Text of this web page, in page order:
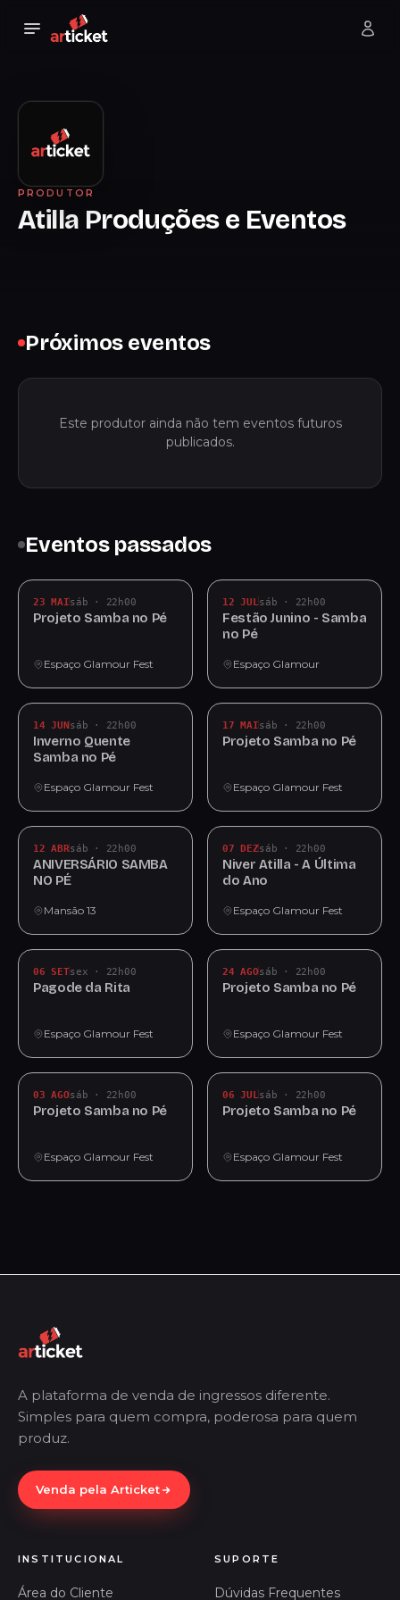
PRODUTOR
Atilla Produções e Eventos
Próximos eventos
Este produtor ainda não tem eventos futuros
publicados.
Eventos passados
23 MAIsáb · 22h00
Projeto Samba no Pé
Espaço Glamour Fest
12 JULsáb · 22h00
Festão Junino - Samba
no Pé
Espaço Glamour
14 JUNsáb · 22h00
Inverno Quente
Samba no Pé
Espaço Glamour Fest
17 MAIsáb · 22h00
Projeto Samba no Pé
Espaço Glamour Fest
12 ABRsáb · 22h00
ANIVERSÁRIO SAMBA
NO PÉ
Mansão 13
07 DEZsáb · 22h00
Niver Atilla - A Última
do Ano
Espaço Glamour Fest
06 SETsex · 22h00
Pagode da Rita
Espaço Glamour Fest
24 AGOsáb · 22h00
Projeto Samba no Pé
Espaço Glamour Fest
03 AGOsáb · 22h00
Projeto Samba no Pé
Espaço Glamour Fest
06 JULsáb · 22h00
Projeto Samba no Pé
Espaço Glamour Fest
A plataforma de venda de ingressos diferente.
Simples para quem compra, poderosa para quem
produz.
Venda pela Articket
INSTITUCIONAL
Área do Cliente
SUPORTE
Dúvidas Frequentes